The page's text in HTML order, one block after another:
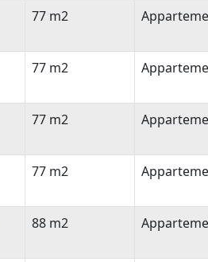
Oppervlakte
77 m2
77 m2
77 m2
77 m2
88 m2